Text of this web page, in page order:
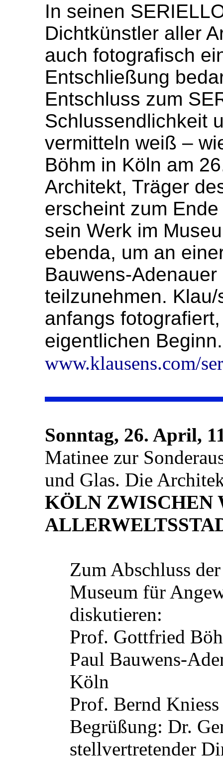
In seinen
Dichtkünstler aller
auch fotografisch
Entschließung
Entschluss zum
Schlussendlichkeit
vermitteln weiß –
Böhm in Köln am
Architekt, Träger
erscheint zum
sein Werk im
ebenda, um an
Bauwens-
teilzunehmen.
anfangs
eigentlichen
www.klausens.com/
Sonntag, 26. April,
Matinee zur
und Glas. Die
KÖLN ZWISCHEN
Zum Abschluss
Museum für
diskutieren:
Prof. Gottfried
Paul Bauwens-
Köln
Prof. Bernd Kniess
Begrüßung: Dr.
stellvertretender